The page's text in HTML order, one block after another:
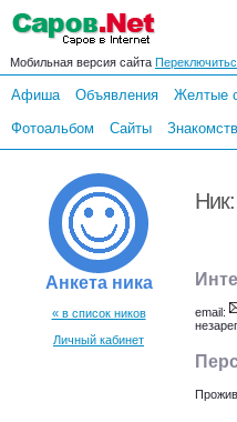
Мобильная версия сайта
Афиша Объявления Желтые
Фотоальбом
Сайты
Анкета ника
« в список ников
Личный кабинет
Ник:
email: